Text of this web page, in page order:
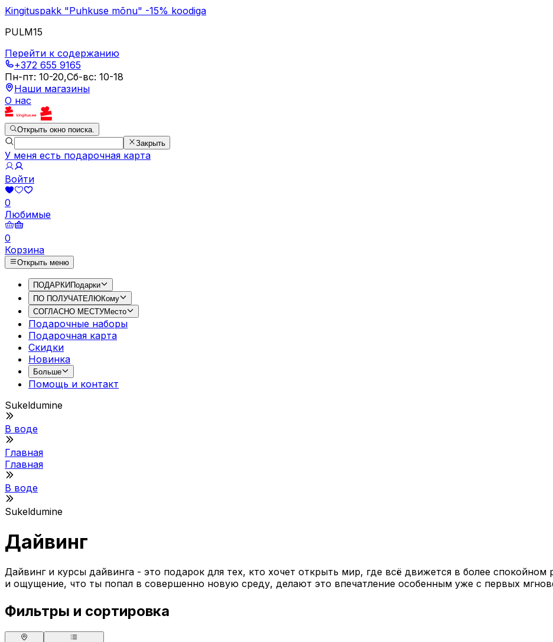
Kingituspakk "Puhkuse mõnu" -15% koodiga
PULM15
Перейти к содержанию
+372 655 9165
Пн-пт: 10-20,Сб-вс: 10-18
Наши магазины
О нас
Открыть окно поиска.
Закрыть
У меня есть подарочная карта
Войти
0
Любимые
0
Корзина
Открыть меню
ПОДАРКИ Подарки
ПО ПОЛУЧАТЕЛЮКому
СОГЛАСНО МЕСТУМесто
Подарочные наборы
Подарочная картa
Скидки
Новинка
Больше
Помощь и контакт
Sukeldumine
В воде
Главная
Главная
В воде
Sukeldumine
Дайвинг
Дайвинг и курсы дайвинга - это подарок для тех, кто хочет открыть мир, где всё движется в более
и ощущение, что ты попал в совершенно новую среду, делают это впечатление особенным уже с первых
Фильтры и сортировка